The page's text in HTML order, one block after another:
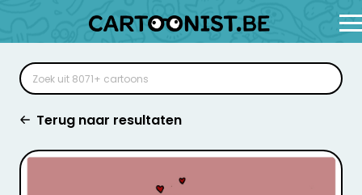
Terug naar resultaten